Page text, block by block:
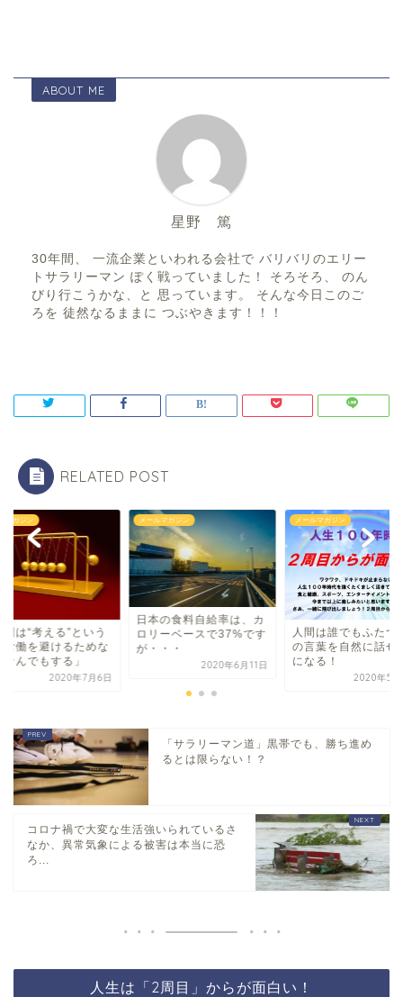
ABOUT ME
星野 篤
30年間、 一流企業といわれる会社で バリバリのエリー
トサラリーマン ぽく戦っていました！ そろそろ、 のん
びり行こうかな、と 思っています。 そんな今日このご
ろを 徒然なるままに つぶやきます！！！
RELATED POST
マガジン
間は“考える”という
労働を避けるためな
なんでもする」
2020年7月6日
メールマガジン
日本の食料自給率は、カ
ロリーベースで37%です
が・・・
2020年6月11日
メールマガジン
人間は誰でもふたつ
の言葉を自然に話せ
になる！
2020年5
「サラリーマン道」黒帯でも、勝ち進め
るとは限らない！？
コロナ禍で大変な生活強いられているさ
なか、異常気象による被害は本当に恐
ろ...
人生は「2周目」からが面白い！